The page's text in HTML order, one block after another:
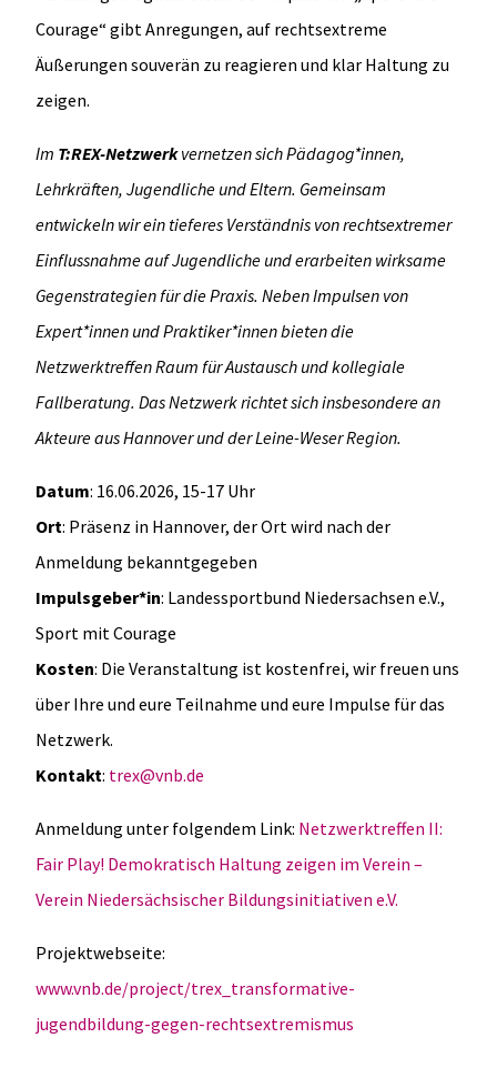
Courage“ gibt Anregungen, auf rechtsextreme
Äußerungen souverän zu reagieren und klar Haltung zu
zeigen.
Im T:REX-Netzwerkvernetzen sich Pädagog*innen,
Lehrkräften, Jugendliche und Eltern. Gemeinsam
entwickeln wir ein tieferes Verständnis von rechtsextremer
Einflussnahme auf Jugendliche und erarbeiten wirksame
Gegenstrategien für die Praxis. Neben Impulsen von
Expert*innen und Praktiker*innen bieten die
Netzwerktreffen Raum für Austausch und kollegiale
Fallberatung. Das Netzwerk richtet sich insbesondere an
Akteure aus Hannover und der Leine-Weser Region.
Datum: 16.06.2026, 15-17 Uhr
Ort: Präsenz in Hannover, der Ort wird nach der
Anmeldung bekanntgegeben
Impulsgeber*in: Landessportbund Niedersachsen e.V.,
Sport mit Courage
Kosten: Die Veranstaltung ist kostenfrei, wir freuen uns
über Ihre und eure Teilnahme und eure Impulse für das
Netzwerk.
Kontakt: trex@vnb.de
Anmeldung unter folgendem Link: Netzwerktreffen II:
Fair Play! Demokratisch Haltung zeigen im Verein –
Verein Niedersächsischer Bildungsinitiativen e.V.
Projektwebseite:
www.vnb.de/project/trex_transformative-
jugendbildung-gegen-rechtsextremismus